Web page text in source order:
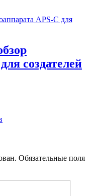
создателей
Обязательные поля